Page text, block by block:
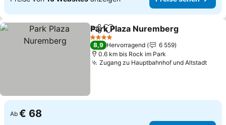
TeilenZu Favoriten hinzufügen
Park Plaza Nuremberg
4 Sterne
8,9 Hervorragend
6 559
0.6 km bis Rock im Park
Zugang zu Hauptbahnhof und Altstadt
Ab € 68